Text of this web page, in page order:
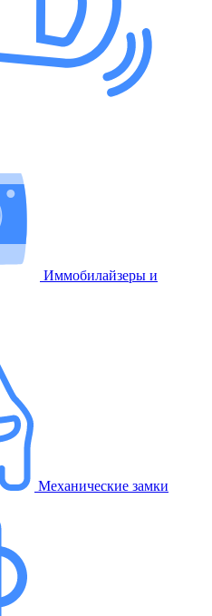
Иммобилайзеры и
Механические замки